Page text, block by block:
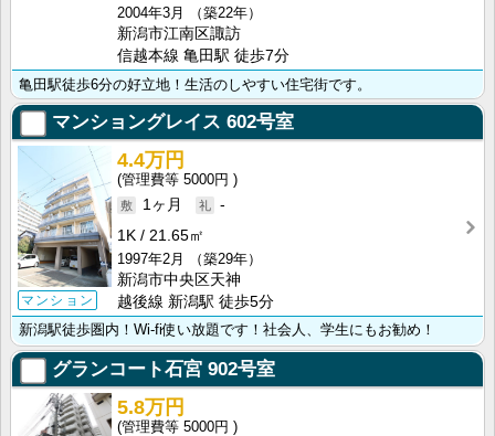
2004年3月
（築22年）
新潟市江南区諏訪
信越本線 亀田駅 徒歩7分
亀田駅徒歩6分の好立地！生活のしやすい住宅街です。
マンショングレイス 602号室
マンション
4.4万円
5000円
1ヶ月
-
1K
21.65㎡
1997年2月
（築29年）
新潟市中央区天神
越後線 新潟駅 徒歩5分
新潟駅徒歩圏内！Wi-fi使い放題です！社会人、学生にもお勧め！
グランコート石宮 902号室
5.8万円
5000円